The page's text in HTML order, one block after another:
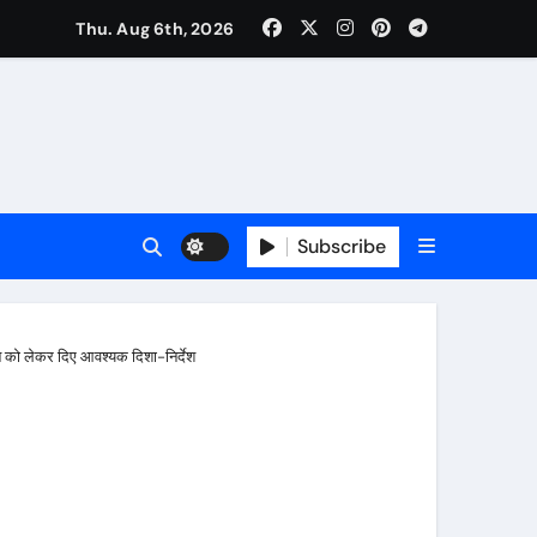
Thu. Aug 6th, 2026
Subscribe
को लेकर दिए आवश्यक दिशा-निर्देश